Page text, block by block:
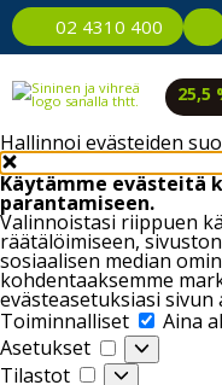
Hallinnoi evästeiden
Käytämme evästeitä
parantamiseen.
Valinnoistasi riippuen
räätälöimiseen,
sosiaalisen median
kohdentaaksemme
evästeasetuksiasi
Toiminnalliset
Aina
Asetukset
Asetukset
Tilastot
Tilastot
02 4310 400
25,5